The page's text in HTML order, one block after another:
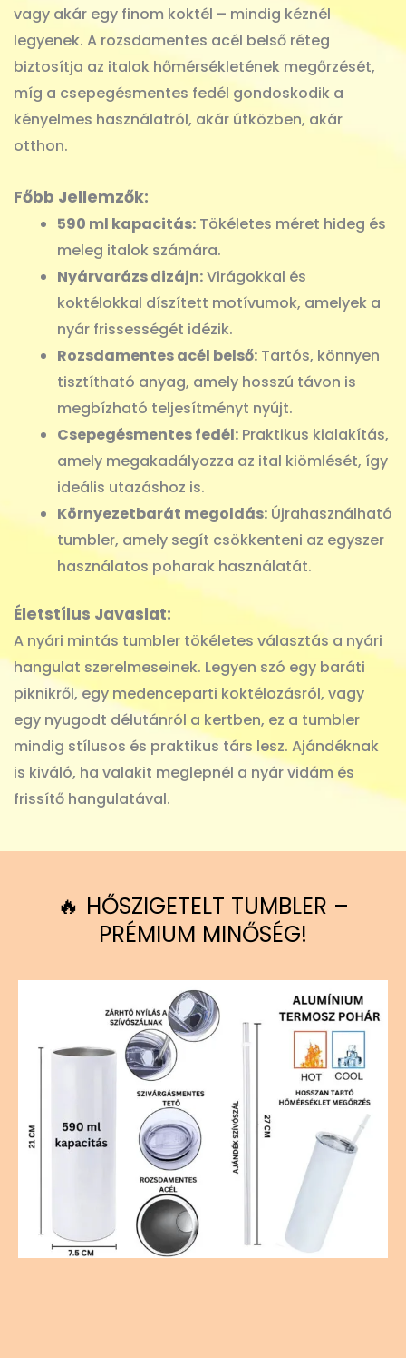
vagy akár egy finom koktél – mindig kéznél
legyenek. A rozsdamentes acél belső réteg
biztosítja az italok hőmérsékletének megőrzését,
míg a csepegésmentes fedél gondoskodik a
kényelmes használatról, akár útközben, akár
otthon.
Főbb Jellemzők:
590 ml kapacitás: Tökéletes méret hideg és
meleg italok számára.
Nyárvarázs dizájn:Virágokkal és
koktélokkal díszített motívumok, amelyek a
nyár frissességét idézik.
Rozsdamentes acél belső: Tartós, könnyen
tisztítható anyag, amely hosszú távon is
megbízható teljesítményt nyújt.
Csepegésmentes fedél: Praktikus kialakítás,
amely megakadályozza az ital kiömlését, így
ideális utazáshoz is.
Környezetbarát megoldás: Újrahasználható
tumbler, amely segít csökkenteni az egyszer
használatos poharak használatát.
Életstílus Javaslat:
A nyári mintás tumbler tökéletes választás a nyári
hangulat szerelmeseinek. Legyen szó egy baráti
piknikről, egy medenceparti koktélozásról, vagy
egy nyugodt délutánról a kertben, ez a tumbler
mindig stílusos és praktikus társ lesz. Ajándéknak
is kiváló, ha valakit meglepnél a nyár vidám és
frissítő hangulatával.
🔥 HŐSZIGETELT TUMBLER –
PRÉMIUM MINŐSÉG!